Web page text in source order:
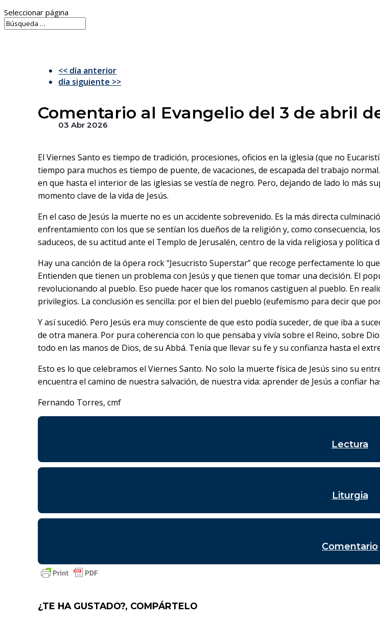
Seleccionar página
<< día anterior
día siguiente >>
Comentario al Evangelio del 3 de abril
03 Abr 2026
El Viernes Santo es tiempo de tradición, procesiones, oficios en la iglesia (que no
tiempo para muchos es tiempo de puente, de vacaciones, de escapada del trabajo
en que hasta el interior de las iglesias se vestía de negro. Pero, dejando de lado lo más
momento clave de la vida de Jesús.
En el caso de Jesús la muerte no es un accidente sobrevenido. Es la más directa
enfrentamiento con los que se sentían los dueños de la religión y, como consecuencia,
saduceos, de su actitud ante el Templo de Jerusalén, centro de la vida religiosa y política
Hay una canción de la ópera rock “Jesucristo Superstar” que recoge perfectamente lo
Entienden que tienen un problema con Jesús y que tienen que tomar una decisión. El
revolucionando al pueblo. Eso puede hacer que los romanos castiguen al pueblo. En
privilegios. La conclusión es sencilla: por el bien del pueblo (eufemismo para decir que
Y así sucedió. Pero Jesús era muy consciente de que esto podía suceder, de que iba a
de otra manera. Por pura coherencia con lo que pensaba y vivía sobre el Reino, sobre
todo en las manos de Dios, de su Abbá. Tenía que llevar su fe y su confianza hasta el
Esto es lo que celebramos el Viernes Santo. No solo la muerte física de Jesús sino su
encuentra el camino de nuestra salvación, de nuestra vida: aprender de Jesús a confiar
Fernando Torres, cmf
Lectura
Liturgia
Comentario
¿TE HA GUSTADO?, COMPÁRTELO